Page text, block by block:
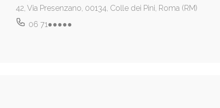
42, Via Presenzano, 00134, Colle dei Pini, Roma (RM)
06 71●●●●●